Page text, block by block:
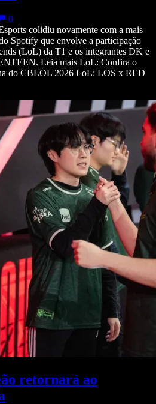
0
colidiu novamente com a mais
Spotify que envolve a participação
(LoL) da T1 e os integrantes DK e
Leia mais LoL: Confira o
do CBLOL 2026 LoL: LOS x RED
retornará ao